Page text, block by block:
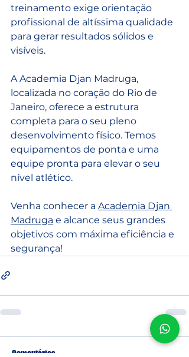
treinamento exige orientação
profissional de altíssima qualidade
para gerar resultados sólidos e
visíveis.
A Academia Djan Madruga,
localizada no coração do Rio de
Janeiro, oferece a estrutura
completa para o seu pleno
desenvolvimento físico. Temos
equipamentos de ponta e uma
equipe pronta para elevar o seu
nível atlético.
Venha conhecer a Academia Djan
Madruga e alcance seus grandes
objetivos com máxima eficiência e
segurança!
Comentários